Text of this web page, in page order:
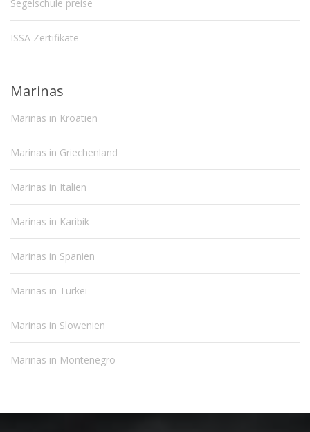
Segelschule preise
ISSA Zertifikate
Marinas
Marinas in Kroatien
Marinas in Griechenland
Marinas in Italien
Marinas in Karibik
Marinas in Spanien
Marinas in Türkei
Marinas in Slowenien
Marinas in Montenegro